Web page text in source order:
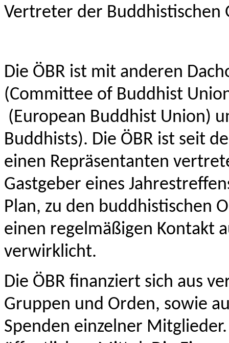
Vertreter der
Die ÖBR ist mit anderen
(Committee of Buddhist
(European Buddhist Union)
Buddhists). Die ÖBR ist seit
einen Repräsentanten
Gastgeber eines
Plan, zu den buddhistischen
einen regelmäßigen Kontakt
verwirklicht.
Die ÖBR finanziert sich aus
Gruppen und Orden, sowie
Spenden einzelner